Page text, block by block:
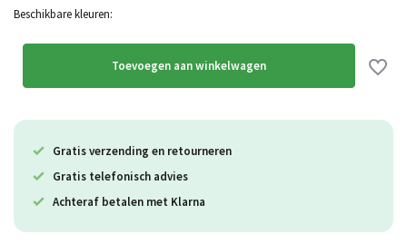
Uitverkocht
Beschikbare kleuren:
Toevoegen aan winkelwagen
Gratis verzending en retourneren
Gratis telefonisch advies
Achteraf betalen met Klarna